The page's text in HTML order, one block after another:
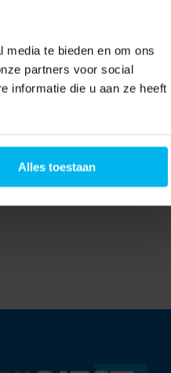
te bieden en om ons
partners voor social
informatie die u aan ze heeft
Alles toestaan